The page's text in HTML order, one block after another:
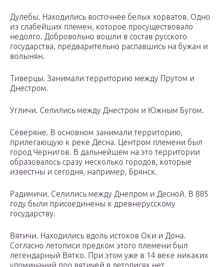
Дулебы. Находились восточнее белых хорватов. Одно
из слабейших племен, которое просуществовало
недолго. Добровольно вошли в состав русского
государства, предварительно распавшись на бужан и
волынян.
Тиверцы. Занимали территорию между Прутом и
Днестром.
Угличи. Селились между Днестром и Южным Бугом.
Северяне. В основном занимали территорию,
прилегающую к реке Десна. Центром племени был
город Чернигов. В дальнейшем на это территории
образовалось сразу несколько городов, которые
известны и сегодня, например, Брянск.
Радимичи. Селились между Днепром и Десной. В 885
году были присоединены к древнерусскому
государству.
Вятичи. Находились вдоль истоков Оки и Дона.
Согласно летописи предком этого племени был
легендарный Вятко. При этом уже в 14 веке никаких
упоминаний про вятичей в летописях нет.